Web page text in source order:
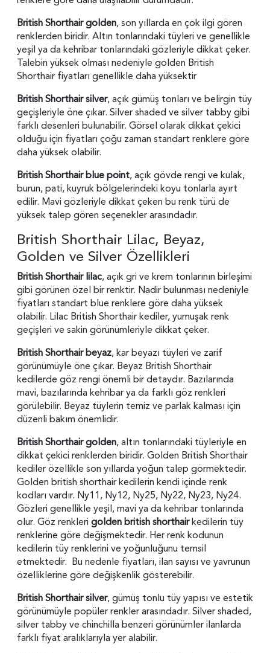
British Shorthair golden, son yıllarda en çok ilgi gören
renklerden biridir. Altın tonlarındaki tüyleri ve genellikle
yeşil ya da kehribar tonlarındaki gözleriyle dikkat çeker.
Talebin yüksek olması nedeniyle golden British
Shorthair fiyatları genellikle daha yüksektir
British Shorthair silver, açık gümüş tonları ve belirgin tüy
geçişleriyle öne çıkar. Silver shaded ve silver tabby gibi
farklı desenleri bulunabilir. Görsel olarak dikkat çekici
olduğu için fiyatları çoğu zaman standart renklere göre
daha yüksek olabilir.
British Shorthair blue point, açık gövde rengi ve kulak,
burun, pati, kuyruk bölgelerindeki koyu tonlarla ayırt
edilir. Mavi gözleriyle dikkat çeken bu renk türü de
yüksek talep gören seçenekler arasındadır.
British Shorthair Lilac, Beyaz,
Golden ve Silver Özellikleri
British Shorthair lilac, açık gri ve krem tonlarının birleşimi
gibi görünen özel bir renktir. Nadir bulunması nedeniyle
fiyatları standart blue renklere göre daha yüksek
olabilir. Lilac British Shorthair kediler, yumuşak renk
geçişleri ve sakin görünümleriyle dikkat çeker.
British Shorthair beyaz, kar beyazı tüyleri ve zarif
görünümüyle öne çıkar. Beyaz British Shorthair
kedilerde göz rengi önemli bir detaydır. Bazılarında
mavi, bazılarında kehribar ya da farklı göz renkleri
görülebilir. Beyaz tüylerin temiz ve parlak kalması için
düzenli bakım önemlidir.
British Shorthair golden, altın tonlarındaki tüyleriyle en
dikkat çekici renklerden biridir. Golden British Shorthair
kediler özellikle son yıllarda yoğun talep görmektedir.
Golden british shorthair kedilerin kendi içinde renk
kodları vardır. Ny11, Ny12, Ny25, Ny22, Ny23, Ny24.
Gözleri genellikle yeşil, mavi ya da kehribar tonlarında
olur. Göz renkleri golden british shorthairkedilerin tüy
renklerine göre değişmektedir. Her renk kodunun
kedilerin tüy renklerini ve yoğunluğunu temsil
etmektedir. Bu nedenle fiyatları, ilan sayısı ve yavrunun
özelliklerine göre değişkenlik gösterebilir.
British Shorthair silver, gümüş tonlu tüy yapısı ve estetik
görünümüyle popüler renkler arasındadır. Silver shaded,
silver tabby ve chinchilla benzeri görünümler ilanlarda
farklı fiyat aralıklarıyla yer alabilir.